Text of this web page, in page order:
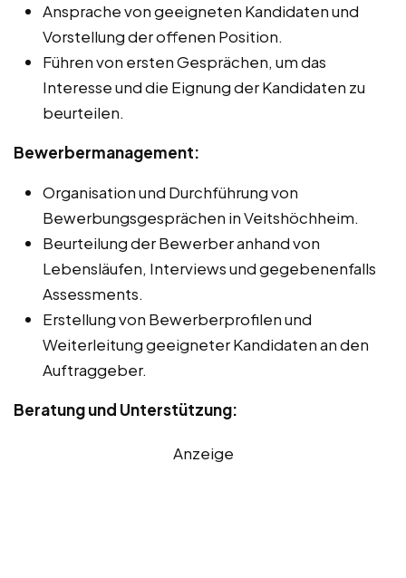
Ansprache von geeigneten Kandidaten und
Vorstellung der offenen Position.
Führen von ersten Gesprächen, um das
Interesse und die Eignung der Kandidaten zu
beurteilen.
Bewerbermanagement:
Organisation und Durchführung von
Bewerbungsgesprächen in Veitshöchheim.
Beurteilung der Bewerber anhand von
Lebensläufen, Interviews und gegebenenfalls
Assessments.
Erstellung von Bewerberprofilen und
Weiterleitung geeigneter Kandidaten an den
Auftraggeber.
Beratung und Unterstützung:
Anzeige